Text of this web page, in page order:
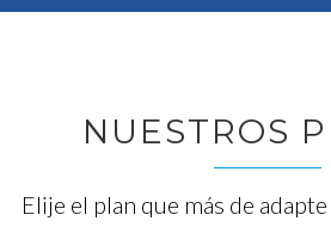
NUESTROS
Elije el plan que más de